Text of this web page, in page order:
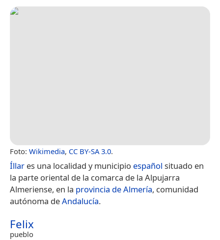
Foto: Wikimedia, CC BY-SA 3.0.
Íllar es una localidad y municipio español situado en
la parte oriental de la comarca de la Alpujarra
Almeriense, en la provincia de Almería, comunidad
autónoma deAndalucía.
Felix
pueblo